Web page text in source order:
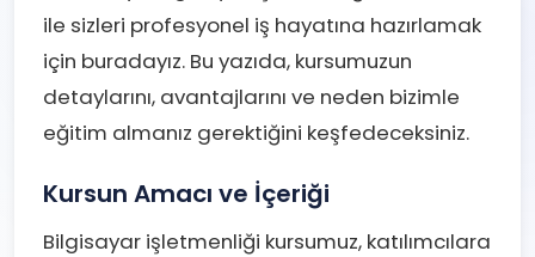
ile sizleri profesyonel iş hayatına hazırlamak
için buradayız. Bu yazıda, kursumuzun
detaylarını, avantajlarını ve neden bizimle
eğitim almanız gerektiğini keşfedeceksiniz.
Kursun Amacı ve İçeriği
Bilgisayar işletmenliği kursumuz, katılımcılara